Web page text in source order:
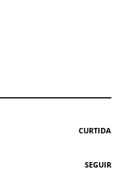
CURTIDA
SEGUIR